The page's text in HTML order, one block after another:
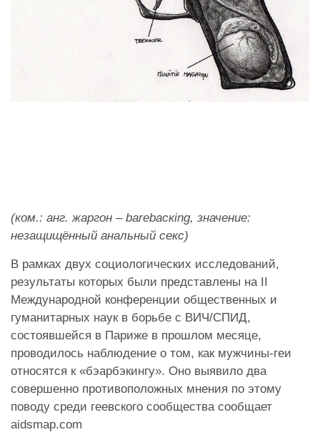
(ком.: анг. жаргон – barebacкing, значение:
незащищённый анальный секс)
В рамках двух социологических исследований,
результаты которых были представлены на II
Международной конференции общественных и
гуманитарных наук в борьбе с ВИЧ/СПИД,
состоявшейся в Париже в прошлом месяце,
проводилось наблюдение о том, как мужчины-геи
относятся к «бэарбэкингу». Оно выявило два
совершенно противоположных мнения по этому
поводу среди геевского сообщества сообщает
aidsmap.com